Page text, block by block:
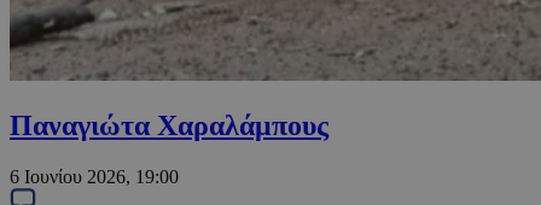
Παναγιώτα Χαραλάμπους
6 Ιουνίου 2026, 19:00